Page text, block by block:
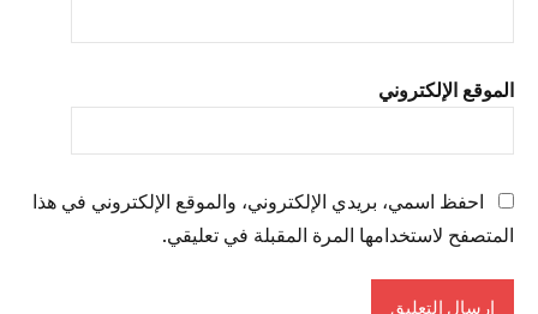
الموقع الإلكتروني
احفظ اسمي، بريدي الإلكتروني، والموقع الإلكتروني في هذا
المتصفح لاستخدامها المرة المقبلة في تعليقي.